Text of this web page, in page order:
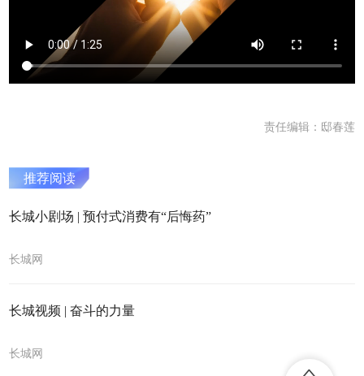
责任编辑：邸春莲
推荐阅读
长城小剧场 | 预付式消费有“后悔药”
长城网
长城视频 | 奋斗的力量
长城网